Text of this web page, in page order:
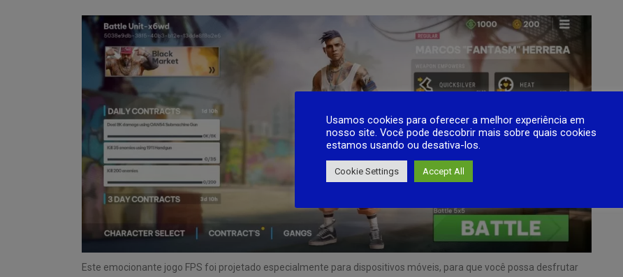
Este emocionante jogo FPS foi projetado especialmente para dispositivos móveis, para que você possa desfrutar
Usamos cookies para oferecer a melhor experiência em
nosso site. Você pode descobrir mais sobre quais cookies
estamos usando ou desativa-los.
Cookie Settings Accept All